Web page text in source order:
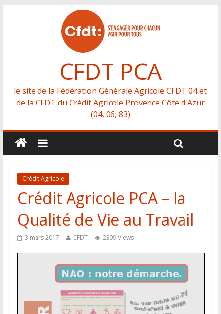
CFDT PCA
le site de la Fédération Générale Agricole CFDT 04 et
de la CFDT du Crédit Agricole Provence Côte d'Azur
(04, 06, 83)
Crédit Agricole
Crédit Agricole PCA – la
Qualité de Vie au Travail
3 mars 2017 CFDT 2309 Views